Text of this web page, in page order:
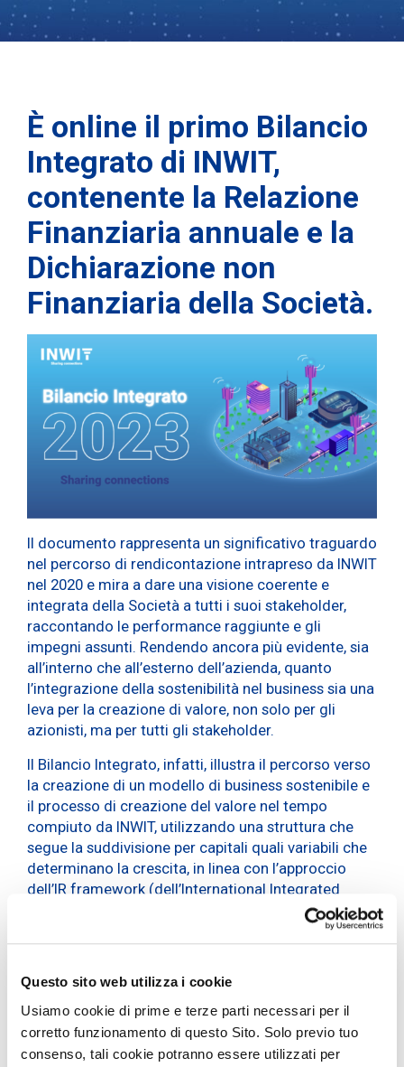
Questo sito web utilizza i cookie
Usiamo cookie di prime e terze parti necessari per il
corretto funzionamento di questo Sito. Solo previo tuo
consenso, tali cookie potranno essere utilizzati per
È online il primo Bilancio
Integrato di INWIT,
contenente la Relazione
Finanziaria annuale e la
Dichiarazione non
Finanziaria della Società.
Il documento rappresenta un significativo traguardo
nel percorso di rendicontazione intrapreso da INWIT
nel 2020 e mira a dare una visione coerente e
integrata della Società a tutti i suoi stakeholder,
raccontando le performance raggiunte e gli
impegni assunti. Rendendo ancora più evidente, sia
all’interno che all’esterno dell’azienda, quanto
l’integrazione della sostenibilità nel business sia una
leva per la creazione di valore, non solo per gli
azionisti, ma per tutti gli stakeholder.
Il Bilancio Integrato, infatti, illustra il percorso verso
la creazione di un modello di business sostenibile e
il processo di creazione del valore nel tempo
compiuto da INWIT, utilizzando una struttura che
segue la suddivisione per capitali quali variabili che
determinano la crescita, in linea con l’approccio
dell’IR framework (dell’International Integrated
Sono stati davvero tanti i risultati raggiunti e i
partire dalla certificazioneTop Employers
dimostrazione del costante impegno volto al
benessere e allo sviluppo delle persone e al
miglioramento dell’ambiente di lavoro, alla